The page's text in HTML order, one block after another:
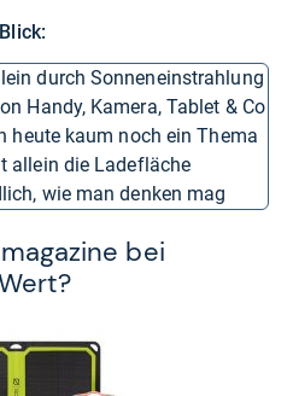
durch Sonneneinstrahlung
Handy, Kamera, Tablet & Co
heute kaum noch ein Thema
allein die Ladefläche
wie man denken mag
bei